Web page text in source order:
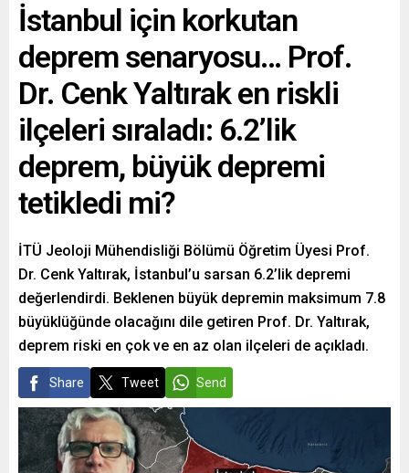
İstanbul için korkutan
deprem senaryosu… Prof.
Dr. Cenk Yaltırak en riskli
ilçeleri sıraladı: 6.2’lik
deprem, büyük depremi
tetikledi mi?
İTÜ Jeoloji Mühendisliği Bölümü Öğretim Üyesi Prof.
Dr. Cenk Yaltırak, İstanbul’u sarsan 6.2’lik depremi
değerlendirdi. Beklenen büyük depremin maksimum 7.8
büyüklüğünde olacağını dile getiren Prof. Dr. Yaltırak,
deprem riski en çok ve en az olan ilçeleri de açıkladı.
Share Tweet Send